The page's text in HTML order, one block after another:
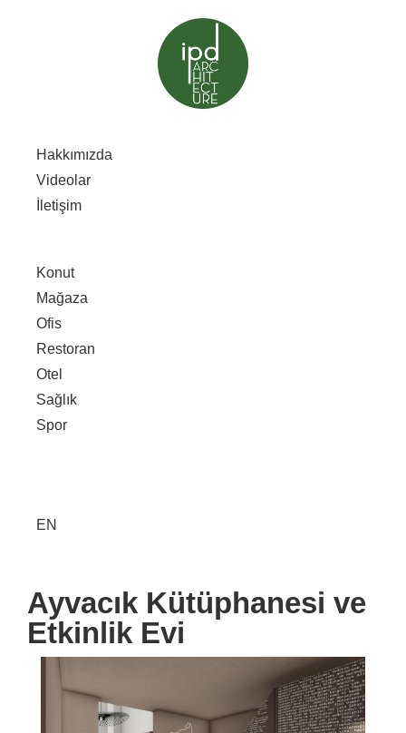
Hakkımızda
Videolar
İletişim
Konut
Mağaza
Ofis
Restoran
Otel
Sağlık
Spor
EN
Ayvacık Kütüphanesi ve
Etkinlik Evi